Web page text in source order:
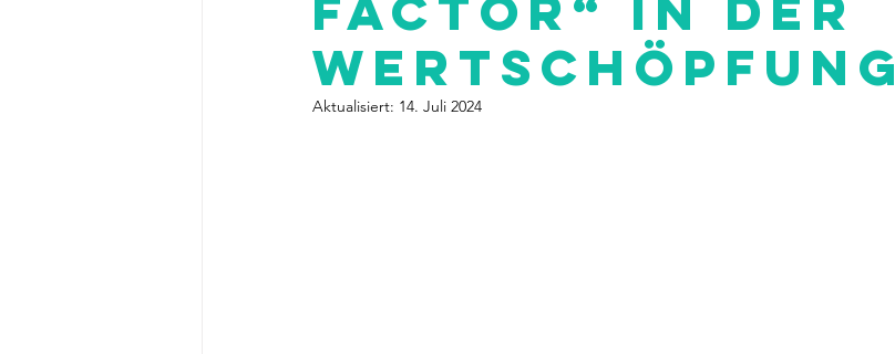
Wertschöpfung
Aktualisiert: 14. Juli 2024